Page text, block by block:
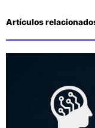
Artículos